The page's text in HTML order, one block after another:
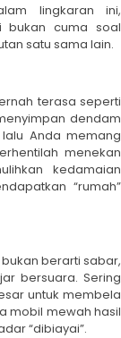
lingkaran ini,
bukan cuma soal
satu sama lain.
terasa seperti
dendam
Anda memang
menekan
kedamaian
“rumah”
berarti sabar,
bersuara. Sering
untuk membela
mobil mewah hasil
“dibiayai”.